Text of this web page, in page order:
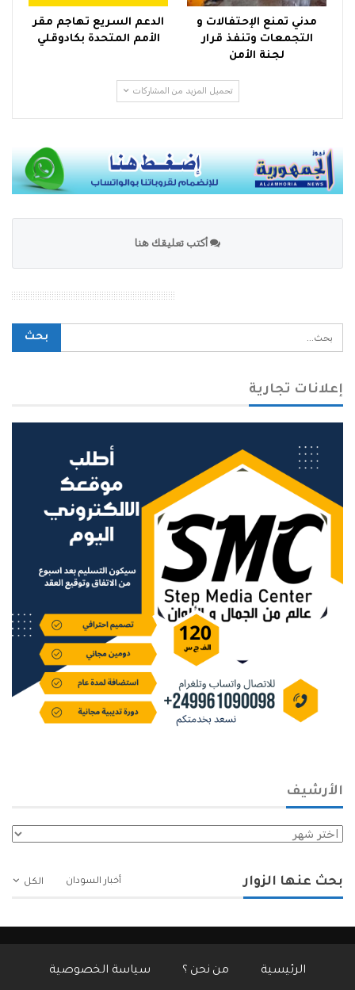
مدني تمنع الإحتفالات و
التجمعات وتنفذ قرار
لجنة الأمن
الدعم السريع تهاجم مقر
الأمم المتحدة بكادوقلي
تحميل المزيد من المشاركات
أكتب تعليقك هنا
إعلانات تجارية
الأرشيف
الأرشيف
الكل بحث عنها الزوار أخبار السودان
الرئيسية من نحن ؟ سياسة الخصوصية